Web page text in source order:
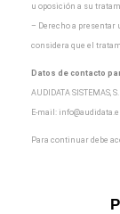
u oposición a su
– Derecho a presentar
considera que el
Datos de contacto
AUDIDATA SISTEMAS,
E-mail:
Para continuar debe